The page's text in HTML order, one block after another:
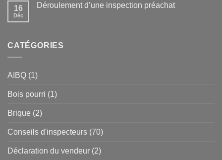
16
Déc
Déroulement d’une inspection préachat
CATÉGORIES
AIBQ (1)
Bois pourri (1)
Brique (2)
Conseils d'inspecteurs (70)
Déclaration du vendeur (2)